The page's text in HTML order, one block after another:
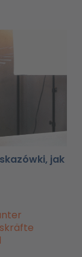
jak